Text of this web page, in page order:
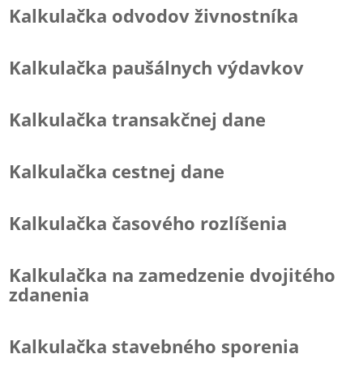
Kalkulačka odvodov živnostníka
Kalkulačka paušálnych výdavkov
Kalkulačka transakčnej dane
Kalkulačka cestnej dane
Kalkulačka časového rozlíšenia
Kalkulačka na zamedzenie dvojitého
zdanenia
Kalkulačka stavebného sporenia